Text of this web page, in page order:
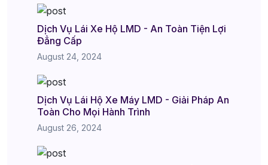
Dịch Vụ Lái Xe Hộ LMD - An Toàn Tiện Lợi
Đẳng Cấp
August 24, 2024
Dịch Vụ Lái Hộ Xe Máy LMD - Giải Pháp An
Toàn Cho Mọi Hành Trình
August 26, 2024